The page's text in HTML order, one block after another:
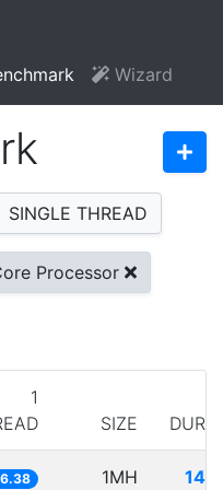
Wizard
SINGLE THREAD
Processor
1
SIZE
1MH